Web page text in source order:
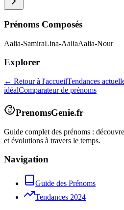
Prénoms Composés
Aalia-SamiraLina-AaliaAalia-Nour
Explorer
← Retour à l'accueilTendances
idéalComparateur de prénoms
PrenomsGenie.fr
Guide complet des prénoms :
et évolutions à travers le temps.
Navigation
Guide des Prénoms
Tendances 2024